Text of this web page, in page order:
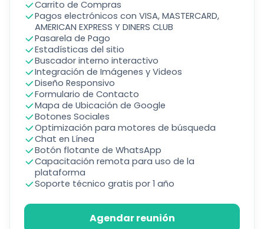
Carrito de Compras
Pagos electrónicos con VISA, MASTERCARD,
AMERICAN EXPRESS Y DINERS CLUB
Pasarela de Pago
Estadísticas del sitio
Buscador interno interactivo
Integración de Imágenes y Videos
Diseño Responsivo
Formulario de Contacto
Mapa de Ubicación de Google
Botones Sociales
Optimización para motores de búsqueda
Chat en Línea
Botón flotante de WhatsApp
Capacitación remota para uso de la
plataforma
Soporte técnico gratis por 1 año
Agendar reunión